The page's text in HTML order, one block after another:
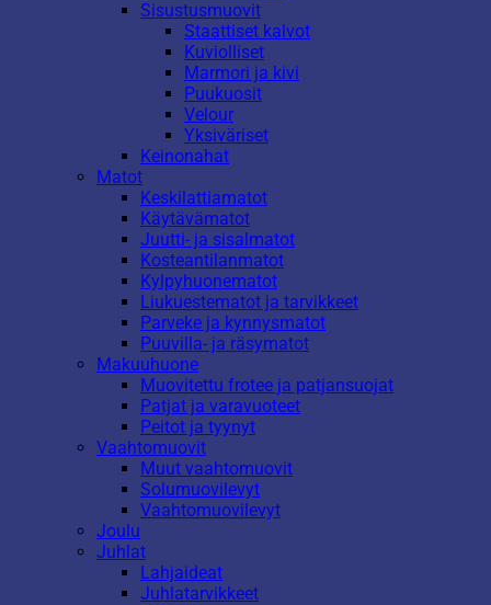
Sisustusmuovit
Staattiset kalvot
Kuviolliset
Marmori ja kivi
Puukuosit
Velour
Yksiväriset
Keinonahat
Matot
Keskilattiamatot
Käytävämatot
Juutti- ja sisalmatot
Kosteantilanmatot
Kylpyhuonematot
Liukuestematot ja tarvikkeet
Parveke ja kynnysmatot
Puuvilla- ja räsymatot
Makuuhuone
Muovitettu frotee ja patjansuojat
Patjat ja varavuoteet
Peitot ja tyynyt
Vaahtomuovit
Muut vaahtomuovit
Solumuovilevyt
Vaahtomuovilevyt
Joulu
Juhlat
Lahjaideat
Juhlatarvikkeet